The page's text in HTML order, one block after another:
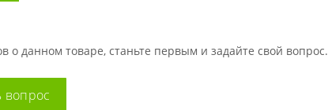
о данном товаре, станьте первым и задайте свой вопрос.
вопрос